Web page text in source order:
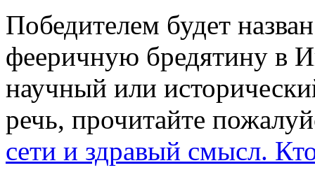
Победителем будет
фееричную бредятину в
научный или
речь, прочитайте
сети и здравый смысл.